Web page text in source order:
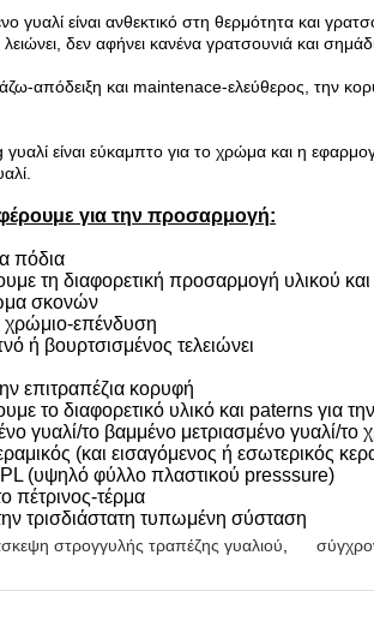
γυαλί είναι ανθεκτικό στη θερμότητα και
δεν αφήνει κανένα γρατσουνιά και
απόδειξη και maintenace-ελεύθερος, την
γυαλί είναι εύκαμπτο για το χρώμα και η
για την προσαρμογή:
πόδια
τη διαφορετική προσαρμογή υλικού
σκονών
χρώμιο-επένδυση
ή βουρτσισμένος τελειώνει
επιτραπέζια κορυφή
το διαφορετικό υλικό και paterns για
γυαλί/το βαμμένο μετριασμένο γυαλί/το
(και εισαγόμενος ή εσωτερικός
(υψηλό φύλλο πλαστικού presssure)
πέτρινος-τέρμα
τρισδιάστατη τυπωμένη σύσταση
στρογγυλής τραπέζης γυαλιού